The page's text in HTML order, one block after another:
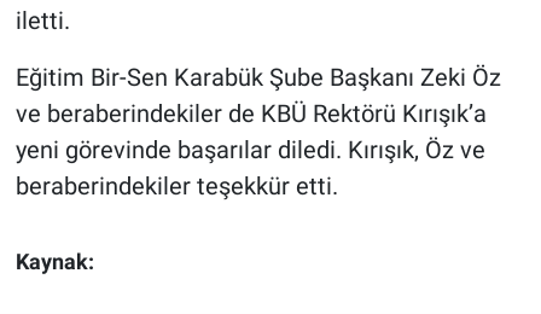
iletti.
Eğitim Bir-Sen Karabük Şube Başkanı Zeki Öz
ve beraberindekiler de KBÜ Rektörü Kırışık’a
yeni görevinde başarılar diledi. Kırışık, Öz ve
beraberindekiler teşekkür etti.
Kaynak: